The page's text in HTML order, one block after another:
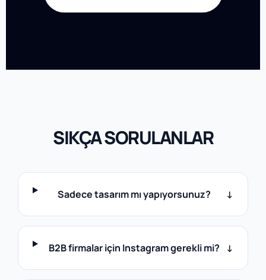
SIKÇA SORULANLAR
Sadece tasarım mı yapıyorsunuz? ↓
B2B firmalar için Instagram gerekli mi? ↓